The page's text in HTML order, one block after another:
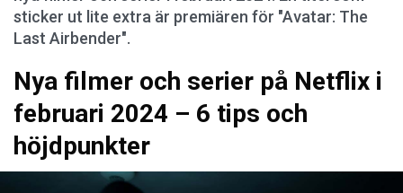
sticker ut lite extra är premiären för "Avatar: The
Last Airbender".
Nya filmer och serier på Netflix i
februari 2024 – 6 tips och
höjdpunkter